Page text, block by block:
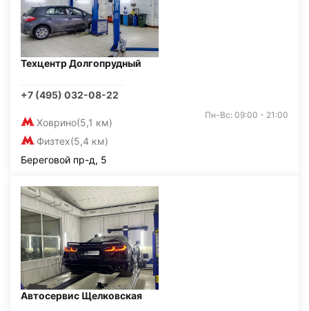
Техцентр Долгопрудный
+7 (495) 032-08-22
Ховрино(5,1 км)
Физтех(5,4 км)
Пн-Вс: 09:00 - 21:00
Береговой пр-д, 5
Автосервис Щелковская